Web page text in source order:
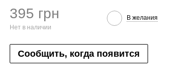
395 грн
Нет в наличии
В желания
Сообщить, когда появится